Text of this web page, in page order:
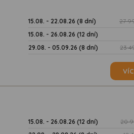
15.08. - 22.08.26 (8 dní) 27
15.08. - 26.08.26 (12 dní)
29.08. - 05.09.26 (8 dní)
23
15.08. - 26.08.26 (12 dní) 20